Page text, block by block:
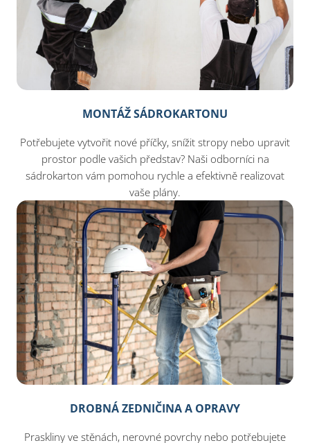
MONTÁŽ SÁDROKARTONU
Potřebujete vytvořit nové příčky, snížit stropy nebo upravit
prostor podle vašich představ? Naši odborníci na
sádrokarton vám pomohou rychle a efektivně realizovat
vaše plány.
DROBNÁ ZEDNIČINA A OPRAVY
Praskliny ve stěnách, nerovné povrchy nebo potřebujete